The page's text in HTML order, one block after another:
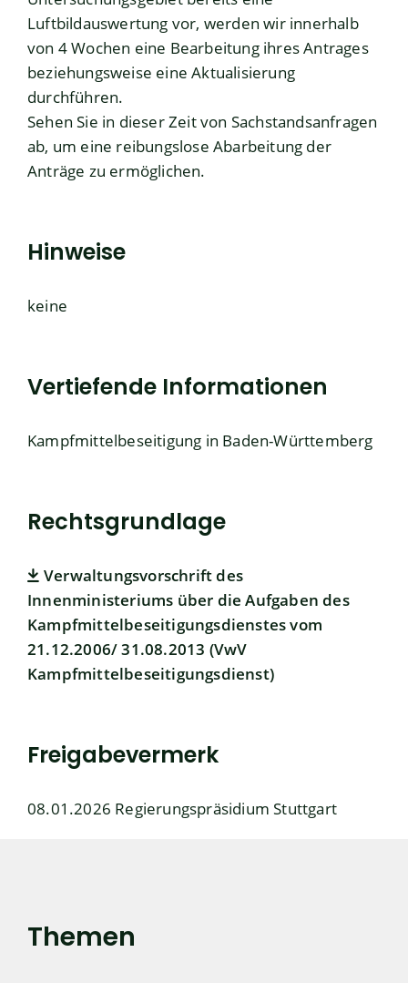
Luftbildauswertung vor, werden wir innerhalb
von 4 Wochen eine Bearbeitung ihres Antrages
beziehungsweise eine Aktualisierung
durchführen.
Sehen Sie in dieser Zeit von Sachstandsanfragen
ab, um eine reibungslose Abarbeitung der
Anträge zu ermöglichen.
Hinweise
keine
Vertiefende Informationen
Kampfmittelbeseitigung in Baden-Württemberg
Rechtsgrundlage
Verwaltungsvorschrift des
Innenministeriums über die Aufgaben des
Kampfmittelbeseitigungsdienstes vom
21.12.2006/ 31.08.2013 (VwV
Kampfmittelbeseitigungsdienst)
Freigabevermerk
08.01.2026 Regierungspräsidium Stuttgart
Themen